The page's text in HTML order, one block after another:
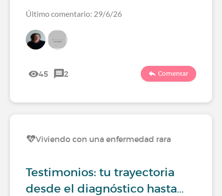
Último comentario: 29/6/26
45 2 Comentar
Viviendo con una enfermedad rara
Testimonios: tu trayectoria
desde el diagnóstico hasta…